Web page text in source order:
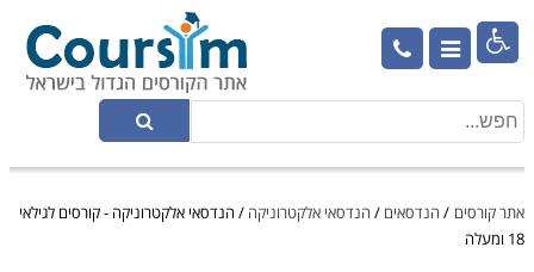

אתר קורסים / הנדסאים / הנדסאי אלקטרוניקה / הנדסאי אלקטרוניקה - קורסים לגילאי
18 ומעלה